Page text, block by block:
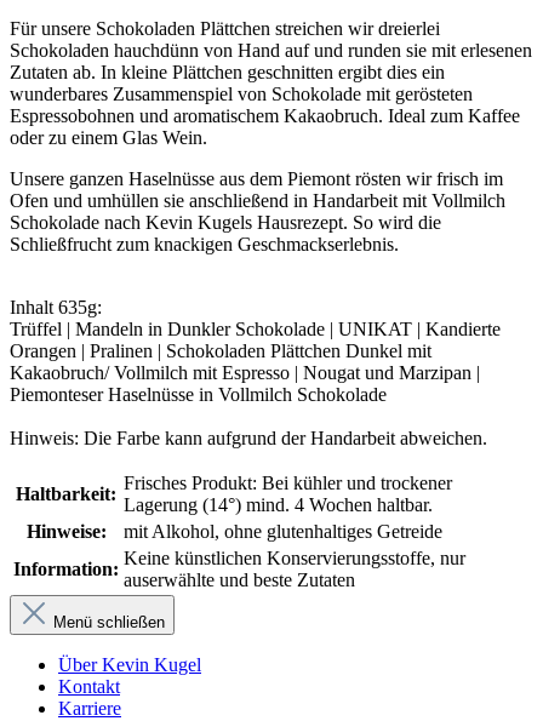
Für unsere Schokoladen Plättchen streichen wir dreierlei
Schokoladen hauchdünn von Hand auf und runden sie mit erlesenen
Zutaten ab. In kleine Plättchen geschnitten ergibt dies ein
wunderbares Zusammenspiel von Schokolade mit gerösteten
Espressobohnen und aromatischem Kakaobruch. Ideal zum Kaffee
oder zu einem Glas Wein.
Unsere ganzen Haselnüsse aus dem Piemont rösten wir frisch im
Ofen und umhüllen sie anschließend in Handarbeit mit Vollmilch
Schokolade nach Kevin Kugels Hausrezept. So wird die
Schließfrucht zum knackigen Geschmackserlebnis.
Inhalt 635g:
Trüffel | Mandeln in Dunkler Schokolade | UNIKAT | Kandierte
Orangen | Pralinen | Schokoladen Plättchen Dunkel mit
Kakaobruch/ Vollmilch mit Espresso | Nougat und Marzipan |
Piemonteser Haselnüsse in Vollmilch Schokolade
Hinweis: Die Farbe kann aufgrund der Handarbeit abweichen.
Haltbarkeit:
Frisches Produkt: Bei kühler und trockener
Lagerung (14°) mind. 4 Wochen haltbar.
Hinweise:
mit Alkohol, ohne glutenhaltiges Getreide
Information:
Keine künstlichen Konservierungsstoffe, nur
auserwählte und beste Zutaten
Menü schließen
Über Kevin Kugel
Kontakt
Karriere